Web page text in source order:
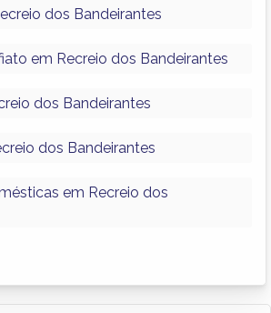
dos Bandeirantes
em Recreio dos Bandeirantes
dos Bandeirantes
dos Bandeirantes
em Recreio dos